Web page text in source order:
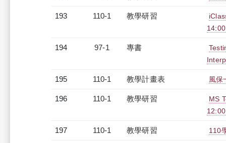
193 110-1 教學研習
194 97-1 專書
195 110-1 教學計畫表 風
196 110-1 教學研習
MS
197 110-1 教學研習 110